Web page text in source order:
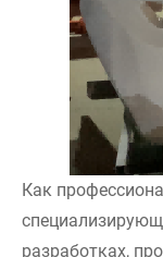
Как
разработках,